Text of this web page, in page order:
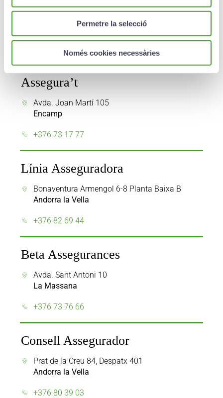
Permetre la selecció
Només cookies necessàries
Corredorías
Assegura’t
Avda. Joan Martí 105
Encamp
+376 73 17 77
Línia Asseguradora
Bonaventura Armengol 6-8 Planta Baixa B
Andorra la Vella
+376 82 69 44
Beta Assegurances
Avda. Sant Antoni 10
La Massana
+376 73 76 66
Consell Assegurador
Prat de la Creu 84, Despatx 401
Andorra la Vella
+376 80 39 03